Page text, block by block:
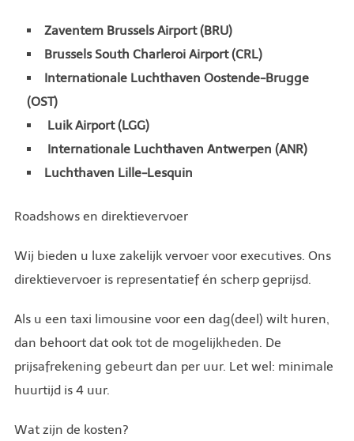
Zaventem Brussels Airport (BRU)
Brussels South Charleroi Airport (CRL)
Internationale Luchthaven Oostende-Brugge
(OST)
Luik Airport (LGG)
Internationale Luchthaven Antwerpen (ANR)
Luchthaven Lille-Lesquin
Roadshows en direktievervoer
Wij bieden u luxe zakelijk vervoer voor executives. Ons
direktievervoer is representatief én scherp geprijsd.
Als u een taxi limousine voor een dag(deel) wilt huren,
dan behoort dat ook tot de mogelijkheden. De
prijsafrekening gebeurt dan per uur. Let wel: minimale
huurtijd is 4 uur.
Wat zijn de kosten?